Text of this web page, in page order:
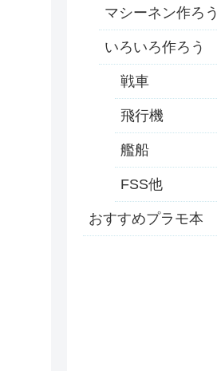
マシーネン作ろう
いろいろ作ろう
戦車
飛行機
艦船
FSS他
おすすめプラモ本